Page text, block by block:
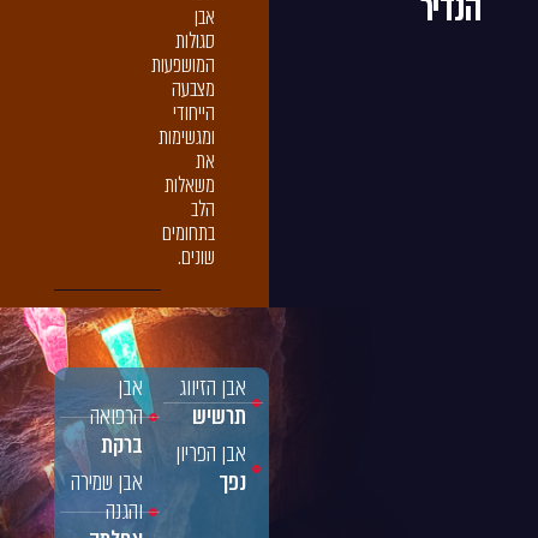
אבן
סגולות
המושפעות
מצבעה
הייחודי
ומגשימות
את
משאלות
הלב
בתחומים
שונים.
אבן הזיווג
תרשיש
אבן הפריון
נפך
אבן
הרפואה
ברקת
אבן שמירה
והגנה